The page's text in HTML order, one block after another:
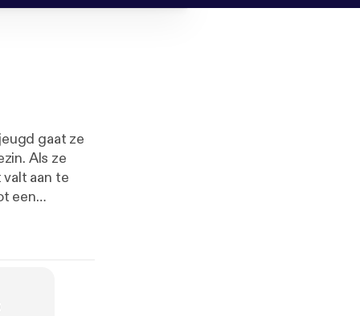
gaat ze
Als ze
aan te
een